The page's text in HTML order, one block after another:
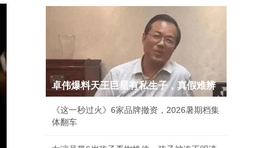
卓伟爆料天王巨星有私生子，真假难辨
《这一秒过火》6家品牌撤资，2026暑期档集
体翻车